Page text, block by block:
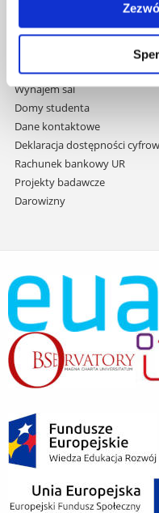
Fundusze strukturalne
Projekty współfinansowane
Projekty realizowane z KPO
Wynajem sal
Domy studenta
Dane kontaktowe
Deklaracja dostępności
Rachunek bankowy UR
Projekty badawcze
Darowizny